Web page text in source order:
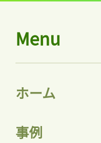
Menu
ホーム
事例